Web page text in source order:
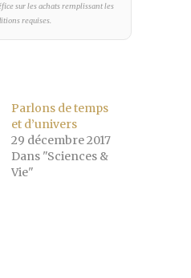
sur les achats remplissant les
requises.
Parlons de temps
et d’univers
29 décembre 2017
Dans "Sciences &
Vie"